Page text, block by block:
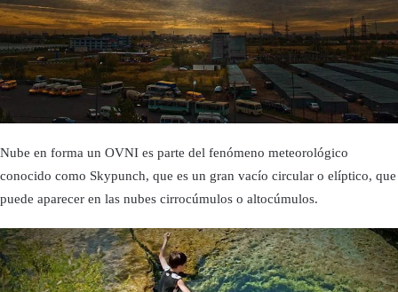
Nube en forma un OVNI es parte del fenómeno meteorológico
conocido como Skypunch, que es un gran vacío circular o elíptico, que
puede aparecer en las nubes cirrocúmulos o altocúmulos.